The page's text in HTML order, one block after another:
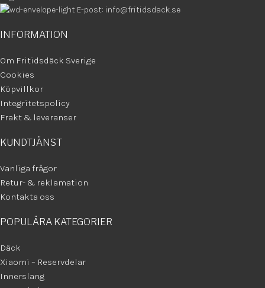
E-post: info@fritidsdack.se
INFORMATION
Om Fritidsdäck Sverige
Cookies
Köpvillkor
Integritetspolicy
Frakt & leveranser
KUNDTJÄNST
Vanliga frågor
Retur- & reklamation
Kontakta oss
POPULÄRA KATEGORIER
Däck
Xiaomi – Reservdelar
Innerslang